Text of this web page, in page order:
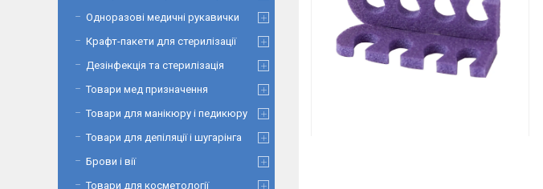
Одноразові медичні рукавички
Крафт-пакети для стерилізації
Дезінфекція та стерилізація
Товари мед призначення
Товари для манікюру і педикюру
Товари для депіляції і шугарінга
Брови і вії
Товари для косметології